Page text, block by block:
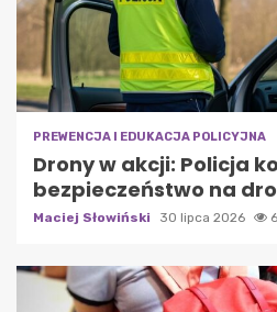
PREWENCJA I EDUKACJA POLICYJNA
Drony w akcji: Policja
bezpieczeństwo na
Maciej Słowiński 30 lipca 2026